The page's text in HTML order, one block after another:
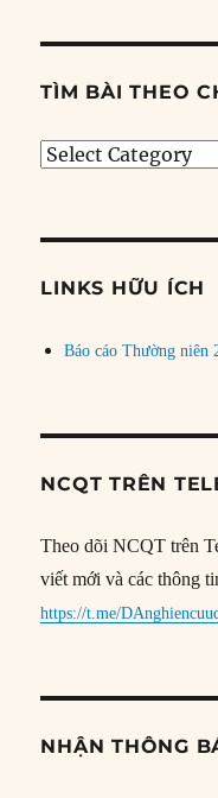
TÌM BÀI THEO
Tìm
đề
LINKS HỮU ÍCH
Báo cáo Thường niên
NCQT TRÊN
Theo dõi NCQT trên
viết mới và các thông
https://t.me/
NHẬN THÔNG